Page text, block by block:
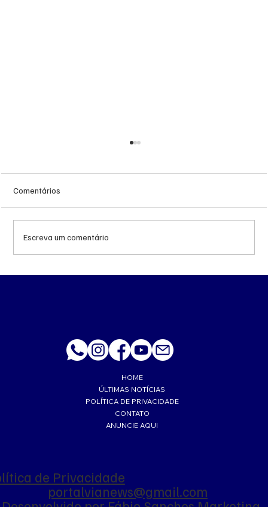
Comentários
Escreva um comentário
HOME
ÚLTIMAS NOTÍCIAS
POLÍTICA DE PRIVACIDADE
CONTATO
ANUNCIE AQUI
de Privacidade
portalvianews@gmail.com